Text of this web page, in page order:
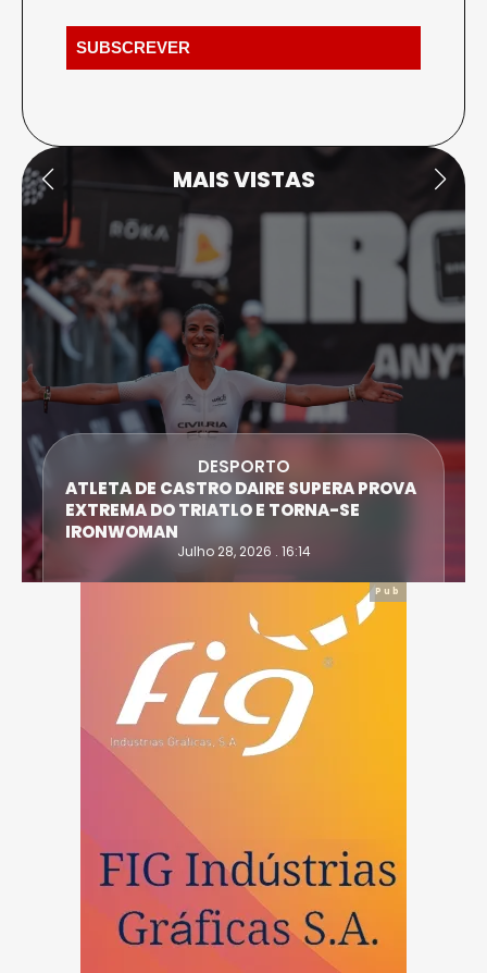
MAIS VISTAS
DESPORTO
ATLETA DE CASTRO DAIRE SUPERA PROVA
EXTREMA DO TRIATLO E TORNA-SE
IRONWOMAN
Julho 28, 2026 . 16:14
Pub